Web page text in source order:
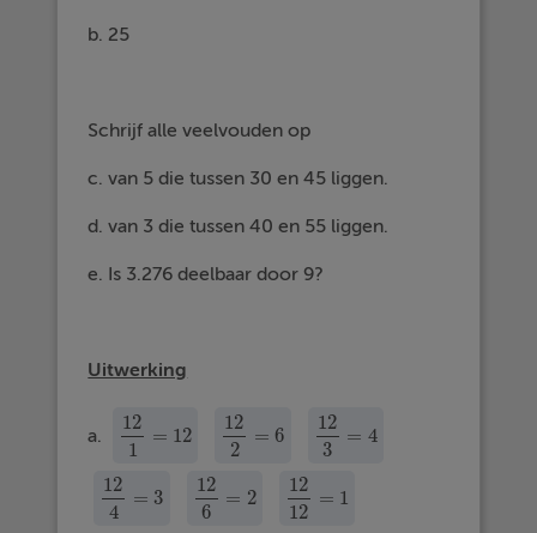
b. 25
Schrijf alle veelvouden op
c. van 5 die tussen 30 en 45 liggen.
d. van 3 die tussen 40 en 55 liggen.
e. Is 3.276 deelbaar door 9?
Uitwerking
a.
12
1
= 12
12 1=12
12
2
= 6
12 2= 6
12
3
= 4
123= 4
12
4
= 3
12 4= 3
12
6
= 2
126= 2
12
12
= 1
1212= 1